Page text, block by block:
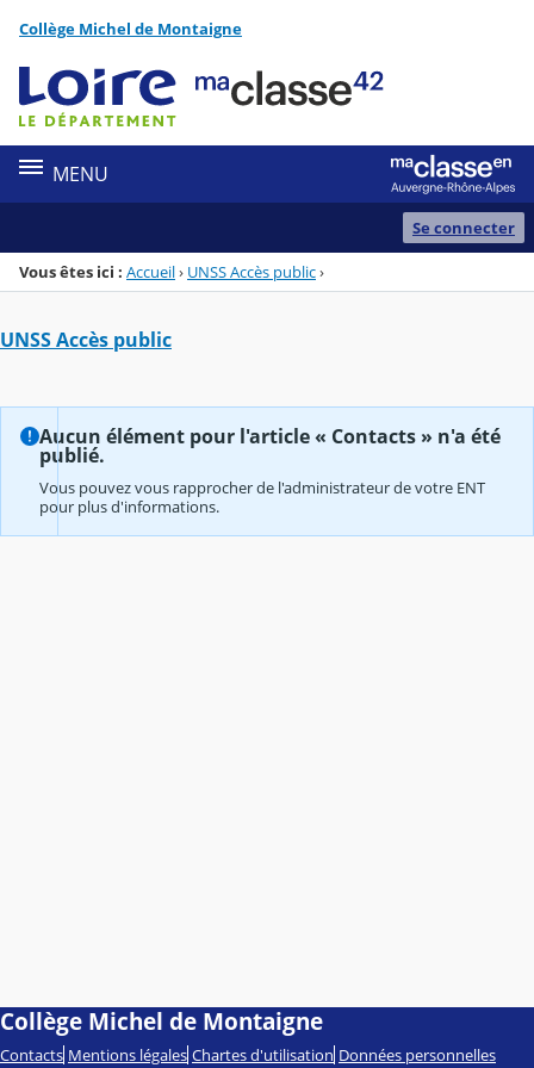
Menu de la rubrique
Contenu
Collège Michel de Montaigne
MENU
Se connecter
Vous êtes ici : Accueil› UNSS Accès public›
UNSS Accès public
Aucun élément pour l'article « Contacts » n'a été
publié.
Vous pouvez vous rapprocher de l'administrateur de votre ENT
pour plus d'informations.
Collège Michel de Montaigne
Contacts Mentions légales Chartes d'utilisation Données personnelles